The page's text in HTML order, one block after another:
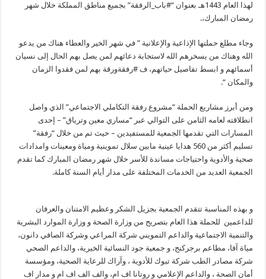
لهذا العام 1443هـ بعنوان “#باب_الرفقة” بجميع مناطق المملكة خلال شهر
رمضان المبارك،.
وجاء مطلع حملتها الإذاعية والإعلانية ” في شهر الخير والعطاء هناك من يدعو
الله وهناك من يسخرهم الله لاستجابة دعائهم لمن يصل بهم الحال إلى نسيان
أسمائهم و ابسط تفاصيل حياتهم، ف #رفقةورقة بهم لمن فقدوا الزمان
والمكان “.
ومن أبرز مشاريع الحملة “مشروع رفقة التكاملي الاجتماعي” الذي واصل
انطلاقته لعامه الثامن على التوالي عبر “مساري معين وترياق” – إحدى
المسارات التي تقدمها الجمعية للمستفيدين – حيث تم من خلال “رفقة”
تسليم أكثر من 560 هدايا عينية مابين سلال تموينية ومياة ومعينات وامدادات
صحية والأدوية واحتياجات مساندة للأسر خلال شهر رمضان المبارك كما تقدم
الجمعية العديد من الخدمات المختلفة على مدار أيام السنة كاملة.
و بهذه المناسبة تتقدم الجمعية بجزيل الشكر وعظيم الامتنان والعرفان
للداعمين للحملة هذا العام بتصريح من وزارة الصحة و وزارة الموارد البشرية
والتنمية الاجتماعية والداعم التمويني شركة المراعي وشركة الصافي دانون،
مياة آفا، مطاعم برجركنج، و جمعية جود النسائية الخيرية، والداعم الصحي
شركة مصادر الطب شركة تبوك للأدوية ، وآراك للرعاية الصحية، ومؤسسة
أمان الصحة ، والداعم الإعلامي و روتانا اف ام، والف الف اف ام و مدار اف